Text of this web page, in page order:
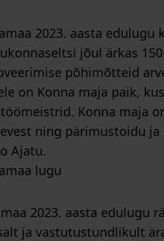
2023. aasta
jõul ärkas
põhimõtteid
on Konna maja paik,
Konna maja
ning pärimustoidu
Ajatu.
lugu
2023. aasta edulugu
ja vastutustundlikult